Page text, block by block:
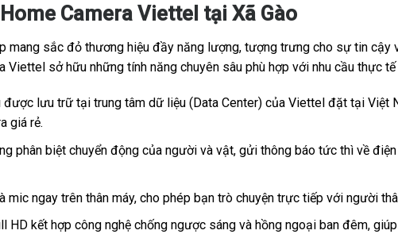
Camera Viettel tại Xã Gào
mang sắc đỏ thương hiệu đầy năng lượng, tượng trưng cho sự tin cậy
Viettel sở hữu những tính năng chuyên sâu phù hợp với nhu cầu thực
lưu trữ tại trung tâm dữ liệu (Data Center) của Viettel đặt tại Việt
giá rẻ.
phân biệt chuyển động của người và vật, gửi thông báo tức thì về
mic ngay trên thân máy, cho phép bạn trò chuyện trực tiếp với người
HD kết hợp công nghệ chống ngược sáng và hồng ngoại ban đêm,